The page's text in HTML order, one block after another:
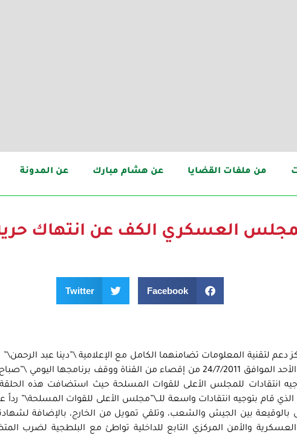
من ملفات القضايا عن هشام مبارك عن المدونة
العسكري الكف عن انتهاك حرية
Facebook
Twitter
دعم لتقنية المعلومات تضامنهما الكامل مع الإعلامية \”دينا عبد
برنامج \” صباح دريم جراء ما تعرضت له أمس الأحد الموافق 24/7/2011 من إقصاء من القناة ووقف برنامجها
انتقادات للمجلس الأعلى للقوات المسلحة حيث استضافت هذه الحلقة
الذي قام بتوجيه انتقادات واسعة للــ\”مجلس الأعلى للقوات المسلحة\” رداً
الجمعة اتهم فيه حركة شباب 6 أبريل بالوقيعة بين الجيش والشعب، وتلقي تمويل من الخارج، بالإضافة
والأمن المركزي التابع للداخلية تواطئ مع البلطجية لضرب